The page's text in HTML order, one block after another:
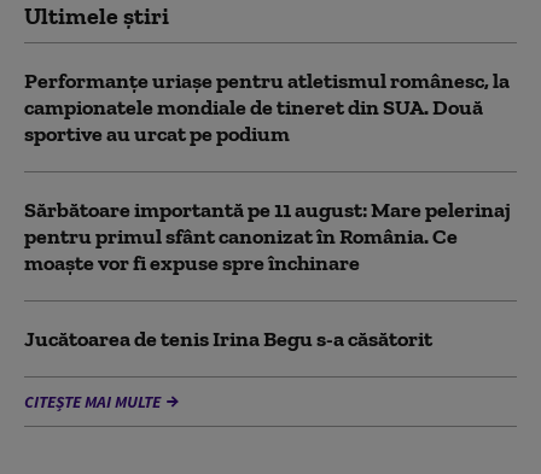
Ultimele știri
Performanțe uriașe pentru atletismul românesc, la
campionatele mondiale de tineret din SUA. Două
sportive au urcat pe podium
Sărbătoare importantă pe 11 august: Mare pelerinaj
pentru primul sfânt canonizat în România. Ce
moaște vor fi expuse spre închinare
Jucătoarea de tenis Irina Begu s-a căsătorit
CITEȘTE MAI MULTE